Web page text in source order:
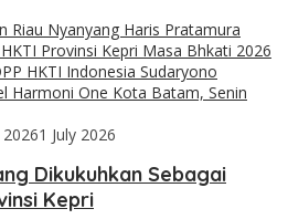
20261 July 2026
Dikukuhkan Sebagai
Kepri